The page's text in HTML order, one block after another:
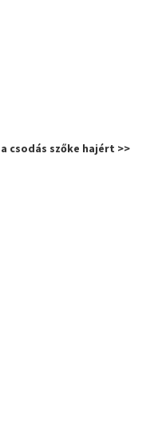
csodás szőke hajért >>